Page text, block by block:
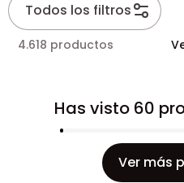
Todos los filtros
4.618 productos
Has visto 60
Ver más